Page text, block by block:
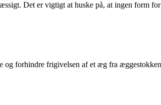
Det er vigtigt at huske på, at ingen form
forhindre frigivelsen af et æg fra